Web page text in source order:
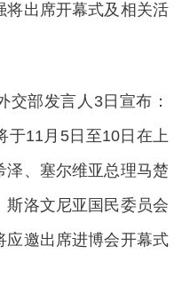
将出席开幕式及相关活
部发言人3日宣布：
于11月5日至10日在上
泽、塞尔维亚总理马楚
斯洛文尼亚国民委员会
应邀出席进博会开幕式